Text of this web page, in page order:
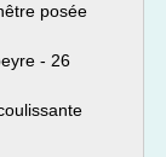
posée
- 26